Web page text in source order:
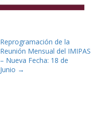
Reprogramación de la
Reunión Mensual del IMIPAS
– Nueva Fecha: 18 de
Junio →